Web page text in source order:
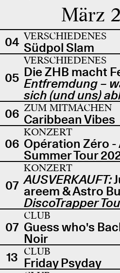
März
04 VERSCHIEDENES
Südpol Slam
05
VERSCHIEDENES
Die ZHB macht
Entfremdung –
sich (und uns)
06 ZUM MITMACHEN
Caribbean Vibes
06
KONZERT
Opération Zéro -
Summer Tour
07
KONZERT
AUSVERKAUFT:
areem & Astro
DiscoTrapper
07
CLUB
Guess who's
Noir
13 CLUB
Friday Psyday